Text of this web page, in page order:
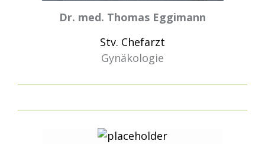
Dr. med. Thomas Eggimann
Stv. Chefarzt
Gynäkologie